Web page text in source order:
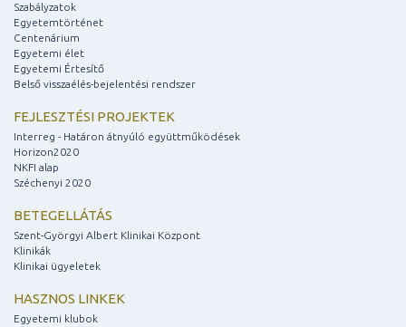
Szabályzatok
Egyetemtörténet
Centenárium
Egyetemi élet
Egyetemi Értesítő
Belső visszaélés-bejelentési rendszer
FEJLESZTÉSI PROJEKTEK
Interreg - Határon átnyúló együttműködések
Horizon2020
NKFI alap
Széchenyi 2020
BETEGELLÁTÁS
Szent-Györgyi Albert Klinikai Központ
Klinikák
Klinikai ügyeletek
HASZNOS LINKEK
Egyetemi klubok